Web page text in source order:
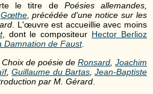
le titre de Poésies allemandes,
Gœthe, précédée d'une notice sur les
. L'œuvre est accueillie avec moins
, dont le compositeur Hector Berlioz
Damnation de Faust.
Choix de poésie de Ronsard Joachim
,Guillaume du Bartas, Jean-Baptiste
par M. Gérard